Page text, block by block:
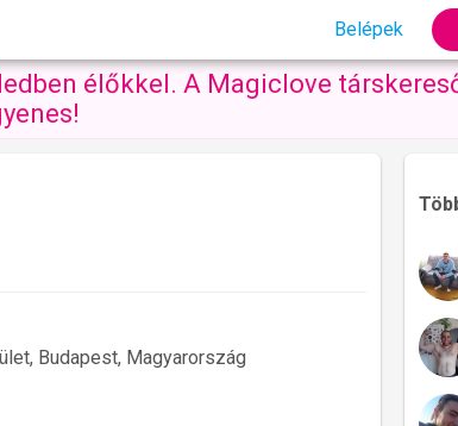
Belépek
élőkkel. A Magiclove
Budapest, Magyarország